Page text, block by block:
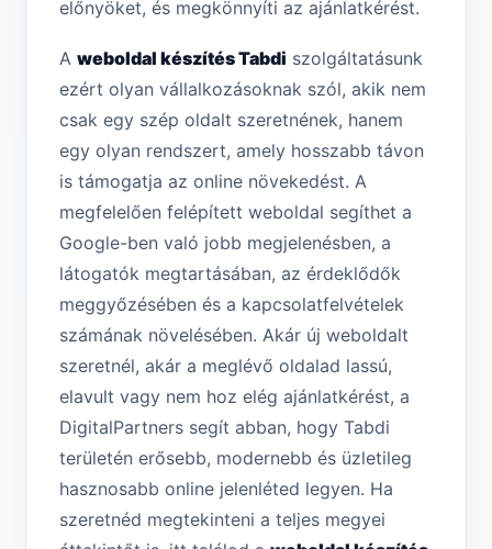
előnyöket, és megkönnyíti az ajánlatkérést.
A weboldal készítés Tabdi szolgáltatásunk
ezért olyan vállalkozásoknak szól, akik nem
csak egy szép oldalt szeretnének, hanem
egy olyan rendszert, amely hosszabb távon
is támogatja az online növekedést. A
megfelelően felépített weboldal segíthet a
Google-ben való jobb megjelenésben, a
látogatók megtartásában, az érdeklődők
meggyőzésében és a kapcsolatfelvételek
számának növelésében. Akár új weboldalt
szeretnél, akár a meglévő oldalad lassú,
elavult vagy nem hoz elég ajánlatkérést, a
DigitalPartners segít abban, hogy Tabdi
területén erősebb, modernebb és üzletileg
hasznosabb online jelenléted legyen. Ha
szeretnéd megtekinteni a teljes megyei